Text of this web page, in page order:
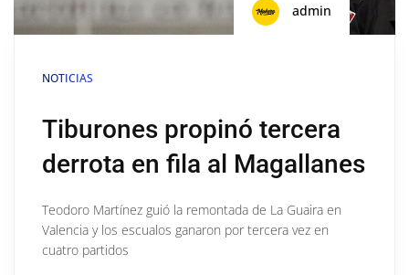
admin
NOTICIAS
Tiburones propinó tercera
derrota en fila al Magallanes
Teodoro Martínez guió la remontada de La Guaira en
Valencia y los escualos ganaron por tercera vez en
cuatro partidos